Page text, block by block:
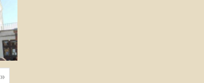
»